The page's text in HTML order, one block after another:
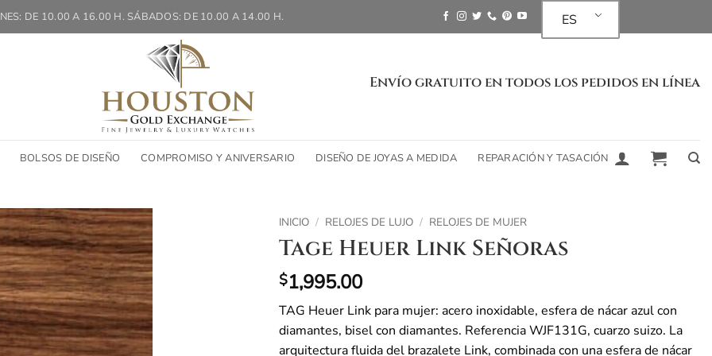
DE 10.00 A 16.00 H. SÁBADOS: DE 10.00 A 14.00 H. ES
Envío gratuito en todos los pedidos en línea
BOLSOS DE DISEÑO COMPROMISO Y ANIVERSARIO DISEÑO DE JOYAS A MEDIDA REPARACIÓN Y TASACIÓN
INICIO / RELOJES DE LUJO / RELOJES DE MUJER
Tage Heuer Link Señoras
$1,995.00
TAG Heuer Link para mujer: acero inoxidable, esfera de nácar azul con
diamantes, bisel con diamantes. Referencia WJF131G, cuarzo suizo. La
arquitectura fluida del brazalete Link, combinada con una esfera de nácar